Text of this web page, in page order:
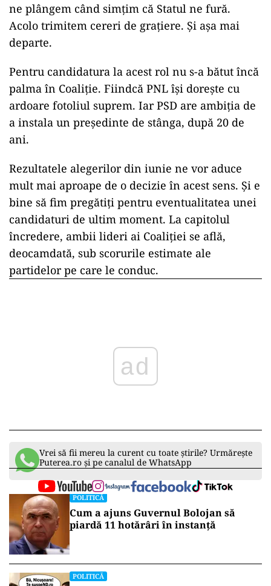
ne plângem când simțim că Statul ne fură.
Acolo trimitem cereri de grațiere. Și așa mai
departe.
Pentru candidatura la acest rol nu s-a bătut încă
palma în Coaliție. Fiindcă PNL își dorește cu
ardoare fotoliul suprem. Iar PSD are ambiția de
a instala un președinte de stânga, după 20 de
ani.
Rezultatele alegerilor din iunie ne vor aduce
mult mai aproape de o decizie în acest sens. Și e
bine să fim pregătiți pentru eventualitatea unei
candidaturi de ultim moment. La capitolul
încredere, ambii lideri ai Coaliției se află,
deocamdată, sub scorurile estimate ale
partidelor pe care le conduc.
ad
Vrei să fii mereu la curent cu toate știrile? Urmărește
Puterea.ro și pe canalul de WhatsApp
POLITICĂ
Cum a ajuns Guvernul Bolojan să
piardă 11 hotărâri în instanță
POLITICĂ